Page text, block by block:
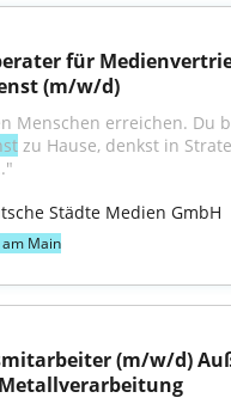
für
(m/w/d)
zu Hause, denkst in
Städte Medien GmbH
Main
(m/w/d)